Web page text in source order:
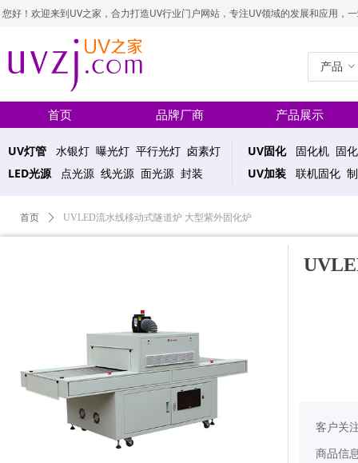
您好！欢迎来到UV之家，合力打造UV行业门户网站，专注UV领域的发展和应用，
产品 ꀁ
首页 品牌厂商 产品展示
UV灯管 水银灯 曝光灯 平行光灯 卤素灯
LED光源 点光源 线光源 面光源 封装
UV固化 固化机 固
UV加装
联机固化
首页 ꄲ UVLED流水线移动式隧道炉 大型紫外固化炉
商品信
客户关